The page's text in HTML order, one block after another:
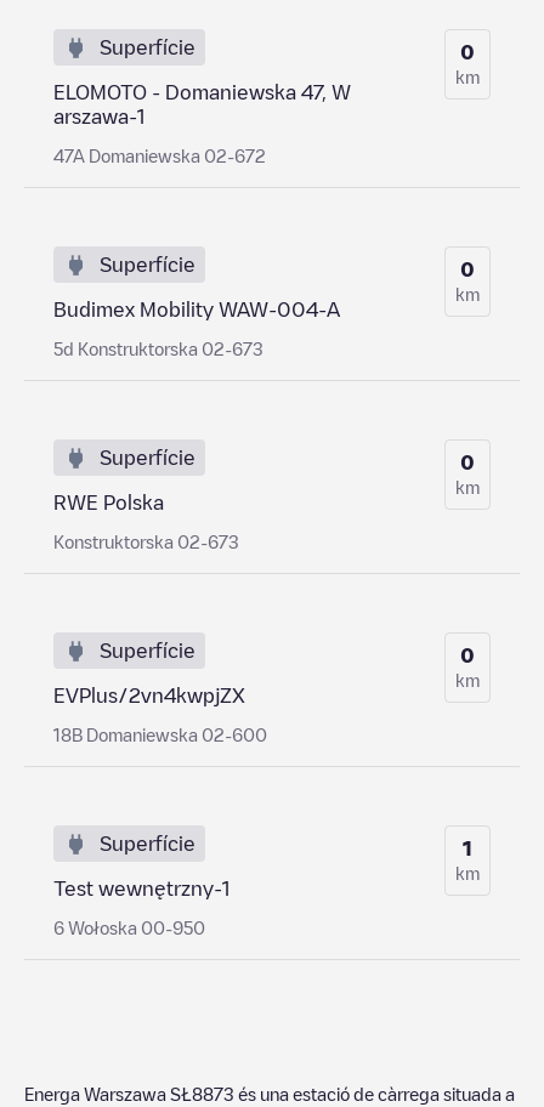
Superfície
ELOMOTO - Domaniewska 47, W
arszawa-1
47A Domaniewska 02-672
0
km
Superfície
Budimex Mobility WAW-004-A
5d Konstruktorska 02-673
0
km
Superfície
RWE Polska
Konstruktorska 02-673
0
km
Superfície
EVPlus/2vn4kwpjZX
18B Domaniewska 02-600
0
km
Superfície
Test wewnętrzny-1
6 Wołoska 00-950
1
km
Energa Warszawa SŁ8873 és una estació de càrrega situada a